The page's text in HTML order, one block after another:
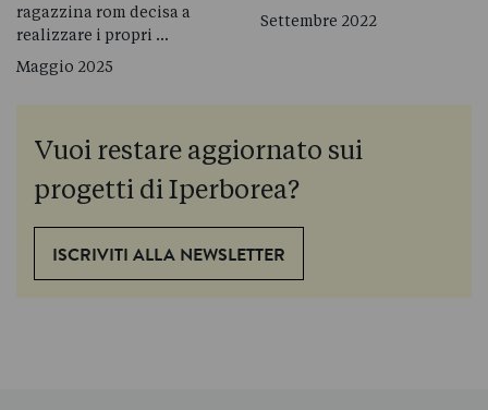
ragazzina rom decisa a
realizzare i propri …
Maggio 2025
Settembre 2022
Vuoi restare aggiornato sui
progetti di Iperborea?
ISCRIVITI ALLA NEWSLETTER